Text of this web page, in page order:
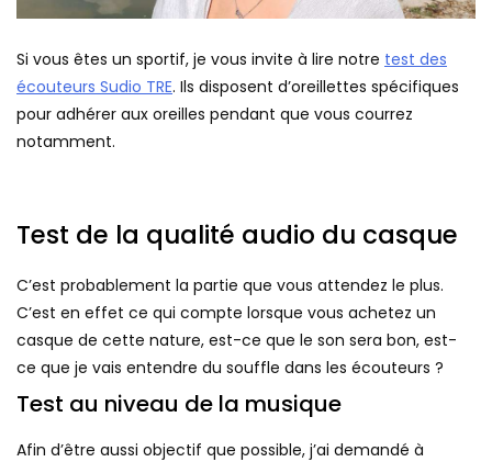
Si vous êtes un sportif, je vous invite à lire notre test des
écouteurs Sudio TRE. Ils disposent d’oreillettes spécifiques
pour adhérer aux oreilles pendant que vous courrez
notamment.
Test de la qualité audio du casque
C’est probablement la partie que vous attendez le plus.
C’est en effet ce qui compte lorsque vous achetez un
casque de cette nature, est-ce que le son sera bon, est-
ce que je vais entendre du souffle dans les écouteurs ?
Test au niveau de la musique
Afin d’être aussi objectif que possible, j’ai demandé à